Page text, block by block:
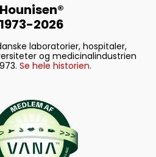
Hounisen®
1973-2026
laboratorier, hospitaler,
og medicinalindustrien
Se hele historien.